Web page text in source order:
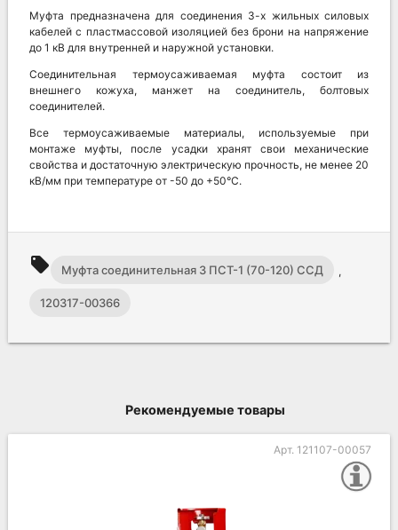
Муфта предназначена для соединения 3-х жильных силовых
кабелей с пластмассовой изоляцией без брони на напряжение
до 1 кВ для внутренней и наружной установки.
Соединительная термоусаживаемая муфта состоит из
внешнего кожуха, манжет на соединитель, болтовых
соединителей.
Все термоусаживаемые материалы, используемые при
монтаже муфты, после усадки хранят свои механические
свойства и достаточную электрическую прочность, не менее 20
кВ/мм при температуре от -50 до +50°C.
local_offer Муфта соединительная 3 ПСТ-1 (70-120) ССД ,
120317-00366
Рекомендуемые товары
Арт. 121107-00057